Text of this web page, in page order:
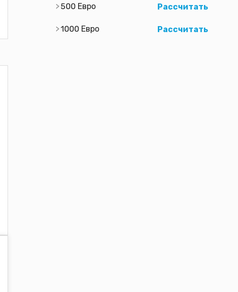
500 Евро Рассчитать
1000 Евро Рассчитать